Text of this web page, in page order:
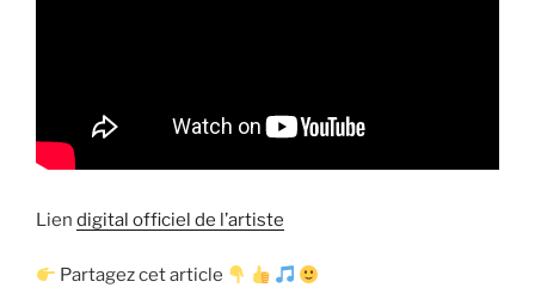
Lien digital officiel de l’artiste
Partagez cet article